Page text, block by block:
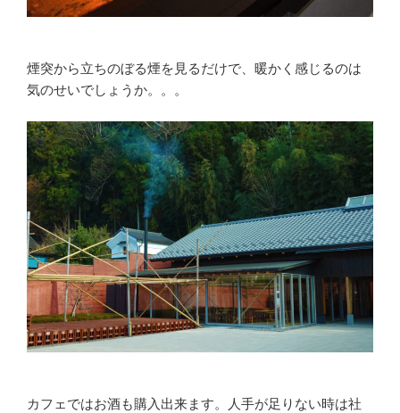
煙突から立ちのぼる煙を見るだけで、暖かく感じるのは
気のせいでしょうか。。。
カフェではお酒も購入出来ます。人手が足りない時は社